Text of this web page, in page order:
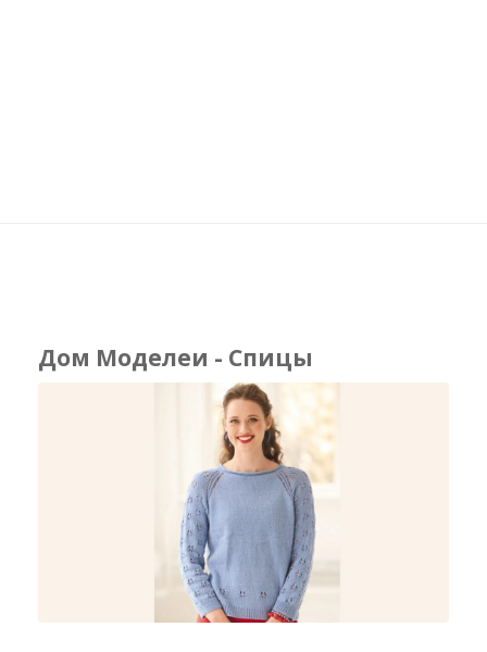
Дом Моделеи - Спицы